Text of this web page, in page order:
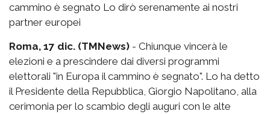
cammino è segnato Lo dirò serenamente ai nostri
partner europei
Roma, 17 dic. (TMNews) - Chiunque vincerà le
elezioni e a prescindere dai diversi programmi
elettorali "in Europa il cammino è segnato". Lo ha detto
il Presidente della Repubblica, Giorgio Napolitano, alla
cerimonia per lo scambio degli auguri con le alte